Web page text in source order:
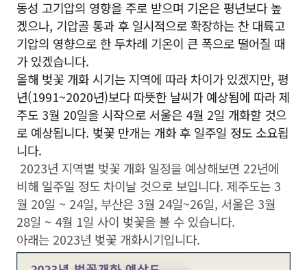
동성 고기압의 영향을 주로 받으며 기온은 평년보다 높
겠으나, 기압골 통과 후 일시적으로 확장하는 찬 대륙고
기압의 영향으로 한 두차례 기온이 큰 폭으로 떨어질 때
가 있겠습니다.
올해 벚꽃 개화 시기는 지역에 따라 차이가 있겠지만, 평
년(1991~2020년)보다 따뜻한 날씨가 예상됨에 따라 제
주도 3월 20일을 시작으로 서울은 4월 2일 개화할 것으
로 예상됩니다. 벚꽃 만개는 개화 후 일주일 정도 소요됩
니다.
2023년 지역별 벚꽃 개화 일정을 예상해보면 22년에
비해 일주일 정도 차이날 것으로 보입니다. 제주도는 3
월 20일 ~ 24일, 부산은 3월 24일~26일, 서울은 3월
28일 ~ 4월 1일 사이 벚꽃을 볼 수 있습니다.
아래는 2023년 벚꽃 개화시기입니다.